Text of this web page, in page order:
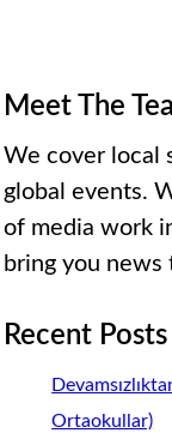
Meet The
We cover local
global events.
of media work
bring you news
Recent Posts
Ortaokullar)